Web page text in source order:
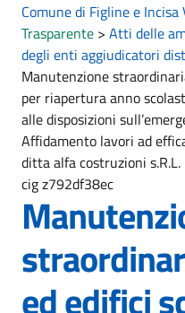
Comune di Figline e Incisa
Trasparente > Atti delle
degli enti aggiudicatori
Manutenzione
per riapertura anno
alle disposizioni
Affidamento lavori ad
ditta alfa costruzioni
cig z792df38ec
ed edifici